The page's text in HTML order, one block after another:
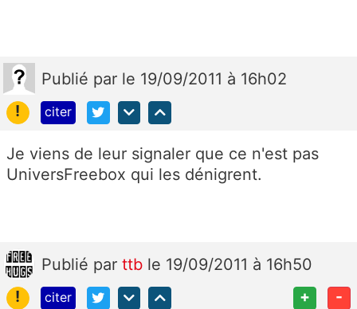
Publié par le 19/09/2011 à 16h02
!
citer
Je viens de leur signaler que ce n'est pas
UniversFreebox qui les dénigrent.
Publié par ttb le 19/09/2011 à 16h50
!
citer + -